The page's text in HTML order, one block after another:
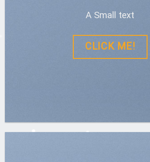
A Small text
CLICK ME!